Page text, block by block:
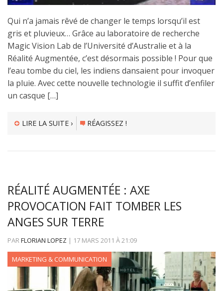
Qui n’a jamais rêvé de changer le temps lorsqu’il est
gris et pluvieux… Grâce au laboratoire de recherche
Magic Vision Lab de l’Université d’Australie et à la
Réalité Augmentée, c’est désormais possible ! Pour que
l’eau tombe du ciel, les indiens dansaient pour invoquer
la pluie. Avec cette nouvelle technologie il suffit d’enfiler
un casque […]
LIRE LA SUITE › RÉAGISSEZ !
RÉALITÉ AUGMENTÉE : AXE
PROVOCATION FAIT TOMBER LES
ANGES SUR TERRE
PARFLORIAN LOPEZ | 17 MARS 2011 À21:09
MARKETING & COMMUNICATION